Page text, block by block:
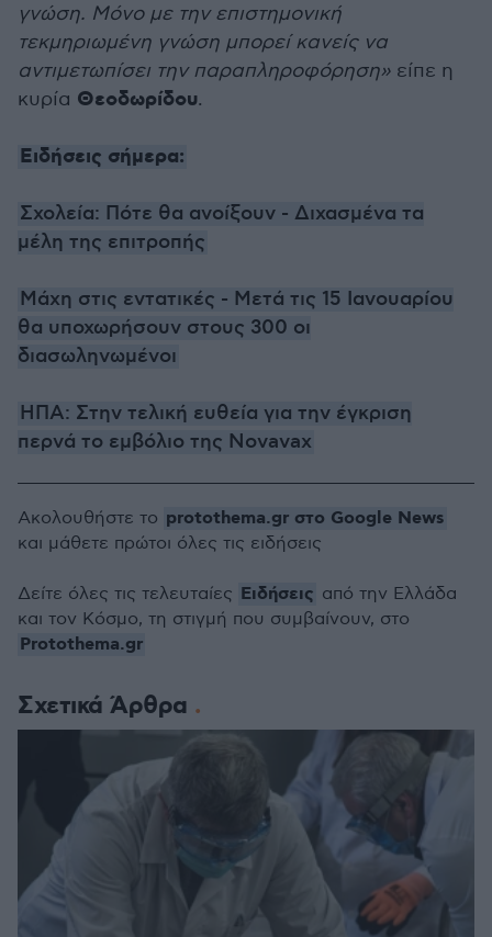
γνώση. Μόνο με την επιστημονική
τεκμηριωμένη γνώση μπορεί κανείς να
αντιμετωπίσει την παραπληροφόρηση» είπε η
κυρία Θεοδωρίδου.
Ειδήσεις σήμερα:
Σχολεία: Πότε θα ανοίξουν - Διχασμένα τα
μέλη της επιτροπής
Μάχη στις εντατικές - Μετά τις 15 Ιανουαρίου
θα υποχωρήσουν στους 300 οι
διασωληνωμένοι
ΗΠΑ: Στην τελική ευθεία για την έγκριση
περνά το εμβόλιο της Novavax
Σχετικά Άρθρα
Ακολουθήστε το protothema.gr στο Google News
και μάθετε πρώτοι όλες τις ειδήσεις
Δείτε όλες τις τελευταίες Ειδήσεις από την Ελλάδα
και τον Κόσμο, τη στιγμή που συμβαίνουν, στο
Protothema.gr